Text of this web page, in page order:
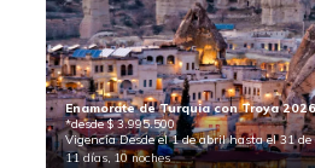
Enamorate de Turquia con Troya 2026
*desde $ 3.995.500
Vigencia Desde el 1 de abril hasta el 31 de
11 días, 10 noches